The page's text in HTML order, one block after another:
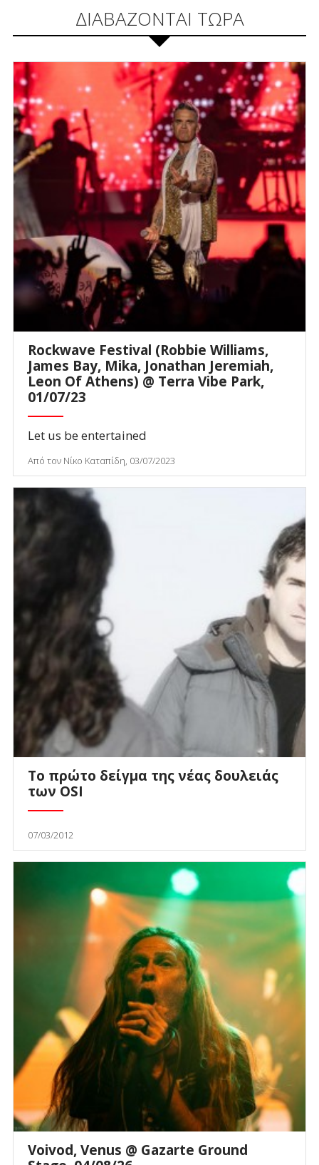
ΔΙΑΒΑΖΟΝΤΑΙ ΤΩΡΑ
Rockwave Festival (Robbie Williams,
James Bay, Mika, Jonathan Jeremiah,
Leon Of Athens) @ Terra Vibe Park,
01/07/23
Let us be entertained
Από τον Νίκο Καταπίδη, 03/07/2023
To πρώτο δείγμα της νέας δουλειάς
των OSI
07/03/2012
Voivod, Venus @ Gazarte Ground